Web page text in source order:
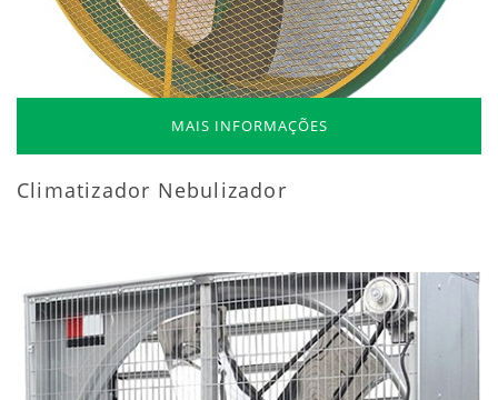
MAIS INFORMAÇÕES
Climatizador Nebulizador